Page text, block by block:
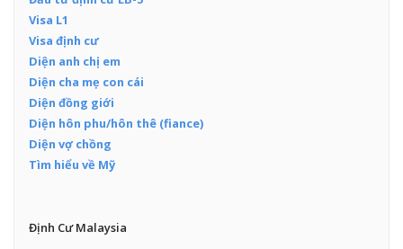
Visa L1
Visa định cư
Diện anh chị em
Diện cha mẹ con cái
Diện đồng giới
Diện hôn phu/hôn thê (fiance)
Diện vợ chồng
Tìm hiểu về Mỹ
Định Cư Malaysia